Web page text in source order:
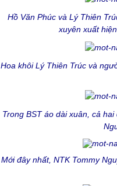
Hồ Văn Phúc và Lý Thiên
xuyên xuất
Hoa khôi Lý Thiên Trúc và
Trong BST áo dài xuân, cả
Mới đây nhất, NTK Tommy